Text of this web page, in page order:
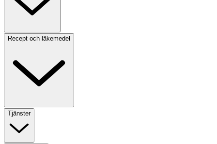
Recept och läkemedel
Tjänster